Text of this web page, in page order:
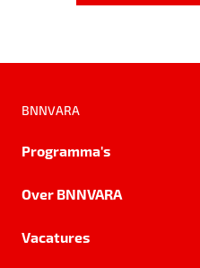
BNNVARA
Programma's
Over BNNVARA
Vacatures